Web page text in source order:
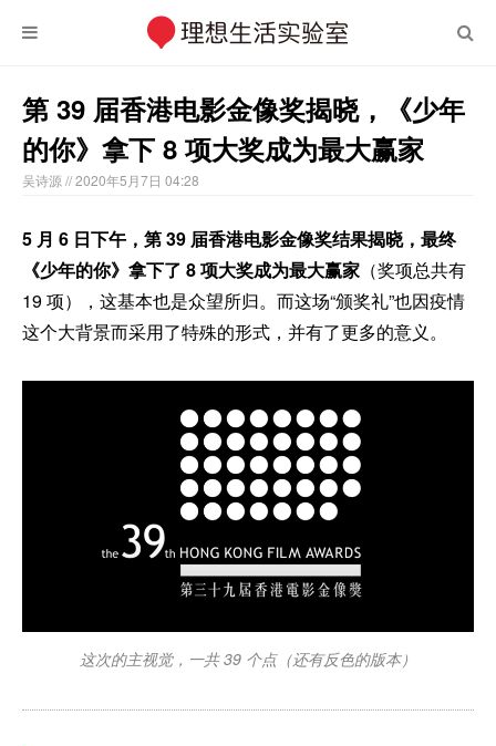
第 39 届香港电影金像奖揭晓，《少年
的你》拿下 8 项大奖成为最大赢家
吴诗源 // 2020年5月7日 04:28
5 月 6 日下午，第 39 届香港电影金像奖结果揭晓，最终
《少年的你》拿下了 8 项大奖成为最大赢家 （奖项总共有
19 项），这基本也是众望所归。而这场“颁奖礼”也因疫情
这个大背景而采用了特殊的形式，并有了更多的意义。
这次的主视觉，一共 39 个点（还有反色的版本）